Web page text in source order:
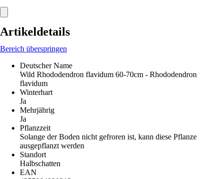
Artikeldetails
Bereich überspringen
Deutscher Name
Wild Rhododendron flavidum 60-70cm - Rhododendron
flavidum
Winterhart
Ja
Mehrjährig
Ja
Pflanzzeit
Solange der Boden nicht gefroren ist, kann diese Pflanze
ausgepflanzt werden
Standort
Halbschatten
EAN